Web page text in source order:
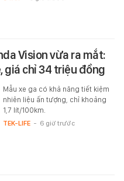
Vision vừa ra mắt:
giá chỉ 34 triệu đồng
Mẫu xe ga có khả năng tiết kiệm
nhiên liệu ấn tượng, chỉ khoảng
1,7 lít/100km.
TEK-LIFE - 6 giờ trước